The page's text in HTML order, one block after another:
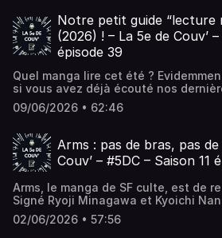
épisode 40 est apparu en premier
podcast de débat autour du manga !.
Notre petit guide “lecture
(2026) ! – La 5e de Couv’
épisode 39
Quel manga lire cet été ?
si vous avez déjà écouté nos
vous a aussi préparé une selection
variée... L’article Notre petit guide
39 est apparu en premier sur La 5e
de débat autour du manga !.
09/06/2026 • 62:46
Arms : pas de bras, pas
Couv’ – #5DC – Saison 11
Arms, le manga de SF culte, est de
Signé Ryoji Minagawa et Kyoichi
scène Ryô Takatsuki, un lycéen qui
peut se transformer en... L’article
02/06/2026 • 57:56